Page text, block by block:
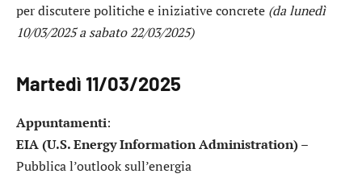
per discutere politiche e iniziative concrete (da lunedì
10/03/2025 a sabato 22/03/2025)
Martedì 11/03/2025
Appuntamenti:
EIA (U.S. Energy Information Administration)–
Pubblica l’outlook sull’energia